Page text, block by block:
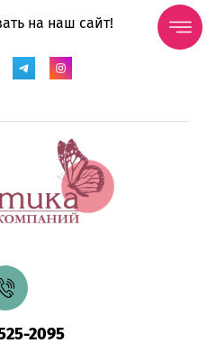
на наш сайт!
2095